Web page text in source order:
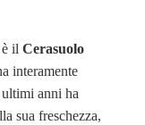
è il Cerasuolo
interamente
anni ha
sua freschezza,